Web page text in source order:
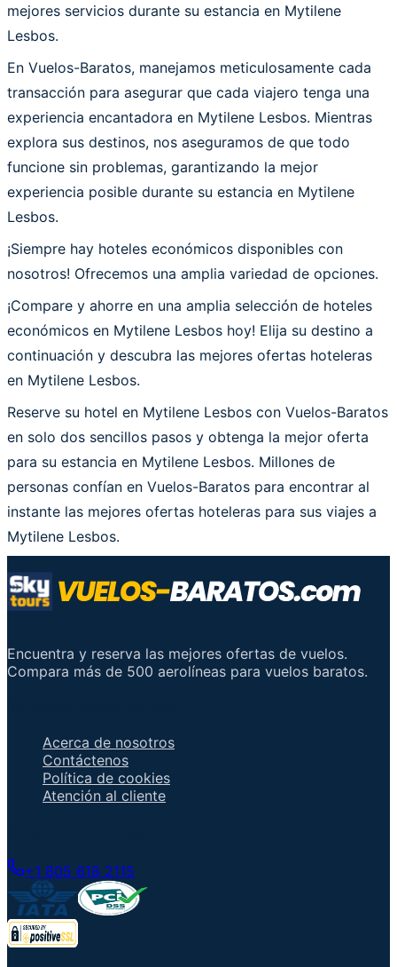
mejores servicios durante su estancia en Mytilene
Lesbos.
En Vuelos-Baratos, manejamos meticulosamente cada
transacción para asegurar que cada viajero tenga una
experiencia encantadora en Mytilene Lesbos. Mientras
explora sus destinos, nos aseguramos de que todo
funcione sin problemas, garantizando la mejor
experiencia posible durante su estancia en Mytilene
Lesbos.
¡Siempre hay hoteles económicos disponibles con
nosotros! Ofrecemos una amplia variedad de opciones.
¡Compare y ahorre en una amplia selección de hoteles
económicos en Mytilene Lesbos hoy! Elija su destino a
continuación y descubra las mejores ofertas hoteleras
en Mytilene Lesbos.
Reserve su hotel en Mytilene Lesbos con Vuelos-Baratos
en solo dos sencillos pasos y obtenga la mejor oferta
para su estancia en Mytilene Lesbos. Millones de
personas confían en Vuelos-Baratos para encontrar al
instante las mejores ofertas hoteleras para sus viajes a
Mytilene Lesbos.
Encuentra y reserva las mejores ofertas de vuelos.
Compara más de 500 aerolíneas para vuelos baratos.
Acerca de nosotros
Contáctenos
Política de cookies
Atención al cliente
+1 805 618 2115